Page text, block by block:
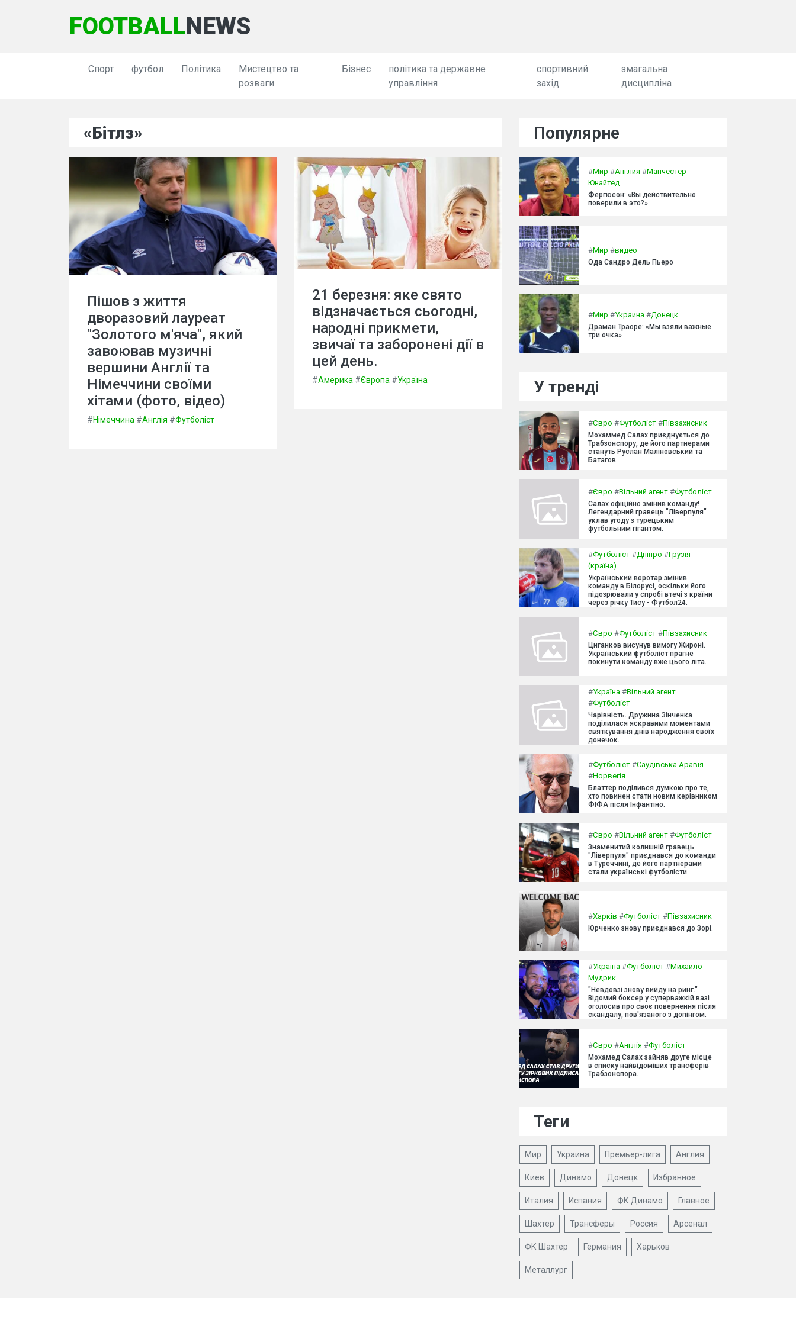
FOOTBALLNEWS
Спорт футбол Політика
Мистецтво та
розваги
Бізнес
політика та державне
управління
спортивний
захід
змагальна
дисципліна
«Бітлз»
Пішов з життя
дворазовий лауреат
"Золотого м'яча", який
завоював музичні
вершини Англії та
Німеччини своїми
хітами (фото, відео)
#Німеччина #Англія #Футболіст
21 березня: яке свято
відзначається сьогодні,
народні прикмети,
звичаї та заборонені дії в
цей день.
#Америка #Європа #Україна
Популярне
#Мир #Англия #Манчестер
Юнайтед
Фергюсон: «Вы действительно
поверили в это?»
#Мир #видео
Ода Сандро Дель Пьеро
#Мир #Украина #Донецк
Драман Траоре: «Мы взяли важные
три очка»
У тренді
#Євро #Футболіст #Півзахисник
Мохаммед Салах приєднується до
Трабзонспору, де його партнерами
стануть Руслан Маліновський та
Батагов.
#Євро #Вільний агент #Футболіст
Салах офіційно змінив команду!
Легендарний гравець "Ліверпуля"
уклав угоду з турецьким
футбольним гігантом.
#Футболіст #Дніпро #Грузія
(країна)
Український воротар змінив
команду в Білорусі, оскільки його
підозрювали у спробі втечі з країни
через річку Тису - Футбол24.
#Євро #Футболіст #Півзахисник
Циганков висунув вимогу Жироні.
Український футболіст прагне
покинути команду вже цього літа.
#Україна #Вільний агент
#Футболіст
Чарівність. Дружина Зінченка
поділилася яскравими моментами
святкування днів народження своїх
донечок.
#Футболіст #Саудівська Аравія
#Норвегія
Блаттер поділився думкою про те,
хто повинен стати новим керівником
ФІФА після Інфантіно.
#Євро #Вільний агент #Футболіст
Знаменитий колишній гравець
"Ліверпуля" приєднався до команди
в Туреччині, де його партнерами
стали українські футболісти.
#Харків #Футболіст #Півзахисник
Юрченко знову приєднався до Зорі.
#Україна #Футболіст #Михайло
Мудрик
"Невдовзі знову вийду на ринг."
Відомий боксер у суперважкій вазі
оголосив про своє повернення після
скандалу, пов'язаного з допінгом.
#Євро #Англія #Футболіст
Мохамед Салах зайняв друге місце
в списку найвідоміших трансферів
Трабзонспора.
Теги
Мир Украина Премьер-лига Англия
Киев Динамо Донецк Избранное
Италия Испания ФК Динамо Главное
Шахтер Трансферы Россия Арсенал
ФК Шахтер Германия Харьков
Металлург